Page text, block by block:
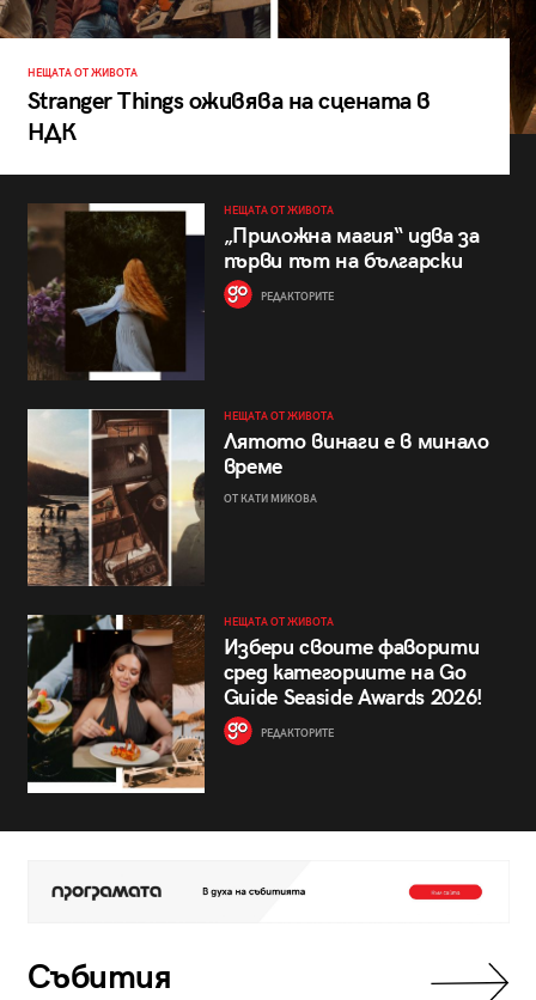
НЕЩАТА ОТ ЖИВОТА
Stranger Things оживява на сцената в
НДК
НЕЩАТА ОТ ЖИВОТА
„Приложна магия“ идва за
първи път на български
РЕДАКТОРИТЕ
НЕЩАТА ОТ ЖИВОТА
Лятото винаги е в минало
време
ОТ КАТИ МИКОВА
НЕЩАТА ОТ ЖИВОТА
Избери своите фаворити
сред категориите на Go
Guide Seaside Awards 2026!
РЕДАКТОРИТЕ
Събития